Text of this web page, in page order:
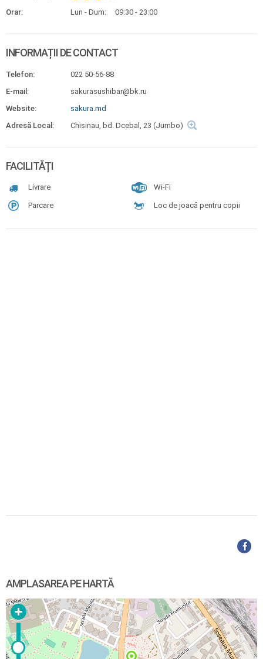
Orar:
Lun - Dum: 09:30 - 23:00
INFORMAȚII DE CONTACT
Telefon:
022 50-56-88
E-mail:
sakurasushibar@bk.ru
Website:
sakura.md
Adresă Local:
Chisinau, bd. Dcebal, 23 (Jumbo)
FACILITĂȚI
Livrare Wi-Fi
Parcare Loc de joacă pentru copii
AMPLASAREA PE HARTĂ